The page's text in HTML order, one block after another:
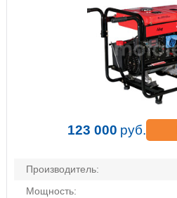
123 000 руб.
Производитель:
Мощность: